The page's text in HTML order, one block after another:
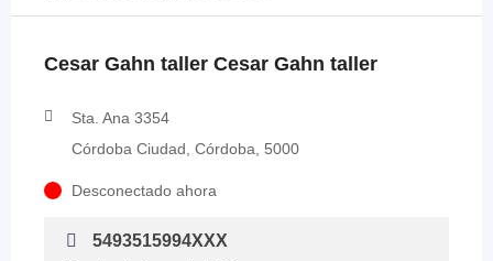
Cesar Gahn taller Cesar Gahn taller
Sta. Ana 3354
Córdoba Ciudad, Córdoba, 5000
Desconectado ahora
5493515994XXX